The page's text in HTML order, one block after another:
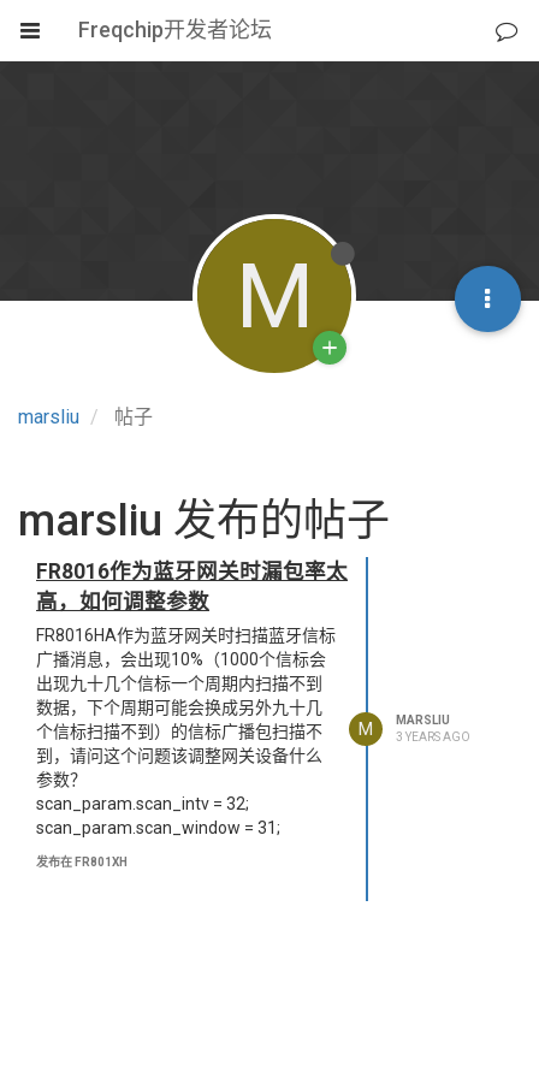
Freqchip开发者论坛
marsliu 帖子
M
marsliu 发布的帖子
FR8016作为蓝牙网关时漏包率太
高，如何调整参数
FR8016HA作为蓝牙网关时扫描蓝牙信标
广播消息，会出现10%（1000个信标会
出现九十几个信标一个周期内扫描不到
数据，下个周期可能会换成另外九十几
个信标扫描不到）的信标广播包扫描不
到，请问这个问题该调整网关设备什么
参数？
scan_param.scan_intv = 32;
scan_param.scan_window = 31;
发布在 FR801XH
M
MARSLIU
3 YEARS AGO